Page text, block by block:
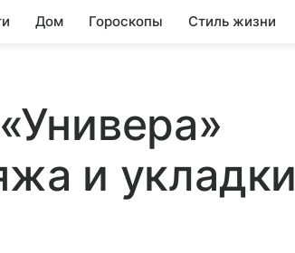
Дом Гороскопы Стиль жизни
и укладки